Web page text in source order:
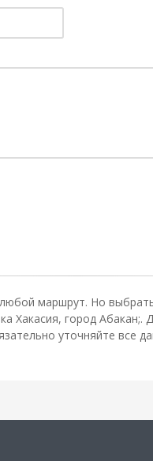
маршрут. Но
Хакасия, город
уточняйте все